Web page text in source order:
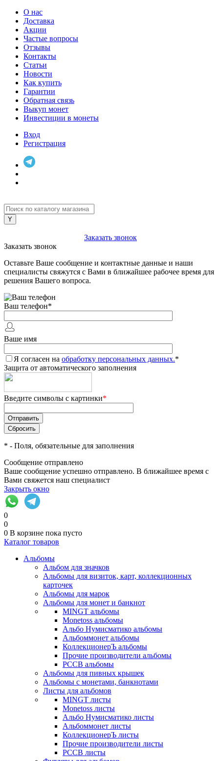
О нас
Доставка
Акции
Частые вопросы
Отзывы
Контакты
Статьи
Новости
Как купить
Гарантии
Обратная связь
Выкуп монет
Инвестиции в монеты
Вход
Регистрация
Заказать звонок
Заказать звонок
Оставьте Ваше сообщение и контактные данные и наши
специалисты свяжутся с Вами в ближайшее рабочее время для
решения Вашего вопроса.
Ваш телефон*
Ваше имя
Я согласен на обработку персональных данных.*
Защита от автоматического заполнения
Введите символы с картинки*
* - Поля, обязательные для заполнения
Сообщение отправлено
Ваше сообщение успешно отправлено. В ближайшее время с
Вами свяжется наш специалист
Закрыть окно
0
0
0 В корзине пока пусто
Каталог товаров
Альбомы
Альбом для значков
Альбомы для визиток, карт, коллекционных
карточек
Альбомы для марок
Альбомы для монет и банкнот
MINGT альбомы
Monetoss альбомы
Альбо Нумисматико альбомы
Альбоммонет альбомы
КоллекционерЪ альбомы
Прочие производители альбомы
РССВ альбомы
Альбомы для пивных крышек
Альбомы с монетами, банкнотами
Листы для альбомов
MINGT листы
Monetoss листы
Альбо Нумисматико листы
Альбоммонет листы
КоллекционерЪ листы
Прочие производители листы
РССВ листы